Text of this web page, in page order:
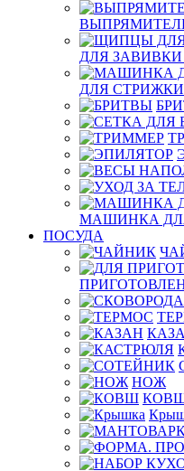
ДЛЯ
ДЛЯ СТРИЖКИ
МАШИНКА
ПОСУДА
НОЖ